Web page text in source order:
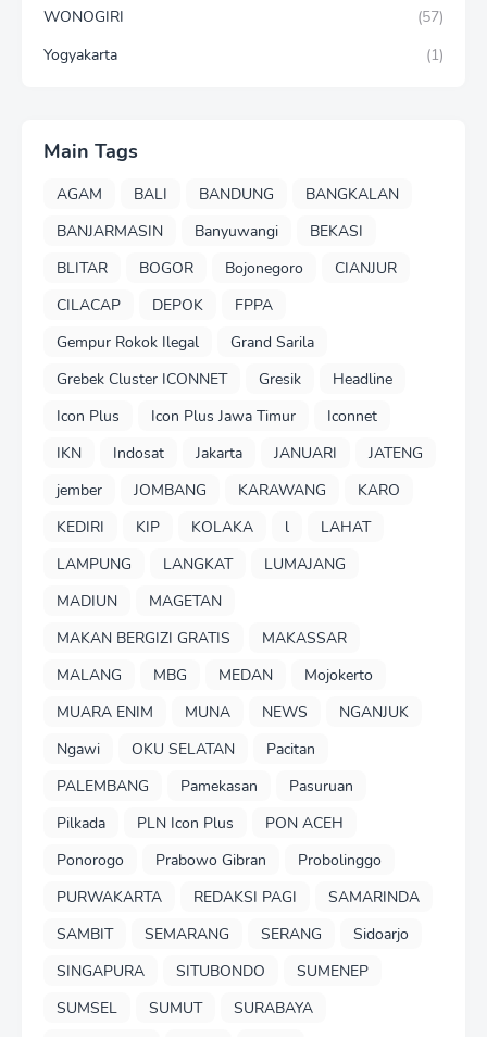
WONOGIRI
(57)
Yogyakarta
(1)
Main Tags
AGAM BALI BANDUNG
BANGKALAN
BANJARMASIN
Banyuwangi
BEKASI
BLITAR
BOGOR Bojonegoro
CIANJUR
CILACAP
DEPOK
FPPA
Gempur Rokok Ilegal
Grand Sarila
Grebek Cluster ICONNET
Gresik
Headline
Icon Plus
Icon Plus Jawa Timur
Iconnet
IKN
Indosat Jakarta JANUARI
JATENG
jember
JOMBANG KARAWANG
KARO
KEDIRI
KIP KOLAKA l
LAHAT
LAMPUNG
LANGKAT
LUMAJANG
MADIUN
MAGETAN
MAKAN BERGIZI GRATIS
MAKASSAR
MALANG
MBG MEDAN
Mojokerto
MUARA ENIM
MUNA NEWS
NGANJUK
Ngawi
OKU SELATAN
Pacitan
PALEMBANG
Pamekasan
Pasuruan
Pilkada
PLN Icon Plus
PON ACEH
Ponorogo
Prabowo Gibran
Probolinggo
PURWAKARTA
REDAKSI PAGI
SAMARINDA
SAMBIT
SEMARANG SERANG
Sidoarjo
SINGAPURA
SITUBONDO
SUMENEP
SUMSEL
SUMUT
SURABAYA